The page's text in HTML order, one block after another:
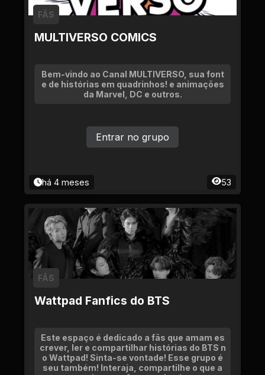
MULTIVERSO COMICS
FÃS
Bem-vindo ao Canal MULTIVERSO, sua font
e de histórias em quadrinhos! e animações
da Marvel, DC e outros.
há 4 meses 53
Entrar no grupo
Wattpad Fanfics do BTS
FÃS
Este espaço é dedicado a fãs que amam es
crever, ler e compartilhar histórias do BTS n
o Wattpad! Sinta-se vontade! Esse grupo é
seu também! Interaja, compartilhe o que a